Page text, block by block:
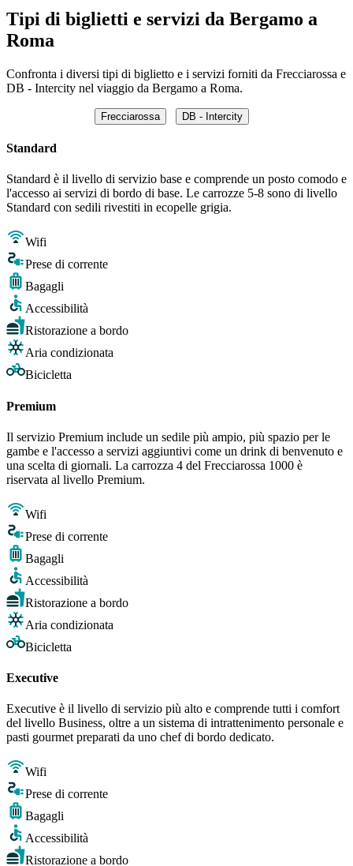
Tipi di biglietti e servizi da Bergamo a
Roma
Confronta i diversi tipi di biglietto e i servizi forniti da Frecciarossa e
DB - Intercity nel viaggio da Bergamo a Roma.
Frecciarossa DB - Intercity
Standard
Standard è il livello di servizio base e comprende un posto comodo e
l'accesso ai servizi di bordo di base. Le carrozze 5-8 sono di livello
Standard con sedili rivestiti in ecopelle grigia.
Wifi
Prese di corrente
Bagagli
Accessibilità
Ristorazione a bordo
Aria condizionata
Bicicletta
Premium
Il servizio Premium include un sedile più ampio, più spazio per le
gambe e l'accesso a servizi aggiuntivi come un drink di benvenuto e
una scelta di giornali. La carrozza 4 del Frecciarossa 1000 è
riservata al livello Premium.
Wifi
Prese di corrente
Bagagli
Accessibilità
Ristorazione a bordo
Aria condizionata
Bicicletta
Executive
Executive è il livello di servizio più alto e comprende tutti i comfort
del livello Business, oltre a un sistema di intrattenimento personale e
pasti gourmet preparati da uno chef di bordo dedicato.
Wifi
Prese di corrente
Bagagli
Accessibilità
Ristorazione a bordo